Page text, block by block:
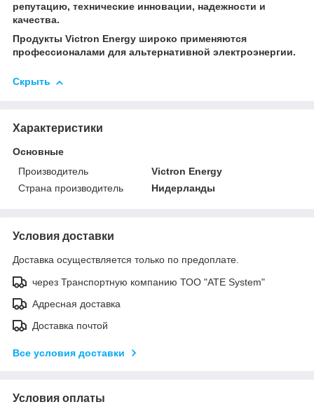
репутацию, технические инновации, надежности и
качества.
Продукты Victron Energy широко применяются
профессионалами для альтернативной электроэнергии.
Скрыть
Характеристики
Основные
Производитель
Victron Energy
Страна производитель
Нидерланды
Условия доставки
Доставка осуществляется только по предоплате.
через Транспортную компанию ТОО "ATE System"
Адресная доставка
Доставка почтой
Все условия доставки
Условия оплаты